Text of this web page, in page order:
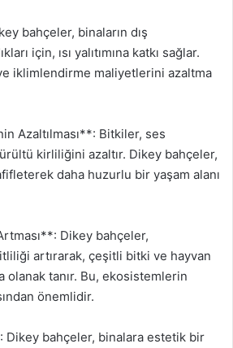
bahçeler, binaların dış
için, ısı yalıtımına katkı sağlar.
iklimlendirme maliyetlerini azaltma
Azaltılması**: Bitkiler, ses
kirliliğini azaltır. Dikey bahçeler,
daha huzurlu bir yaşam alanı
Dikey bahçeler,
artırarak, çeşitli bitki ve hayvan
olanak tanır. Bu, ekosistemlerin
önemlidir.
bahçeler, binalara estetik bir